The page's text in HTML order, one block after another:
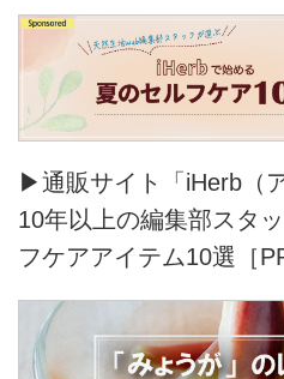
▶通販サイト「iHerb（
10年以上の編集部スタ
フケアアイテム10選［